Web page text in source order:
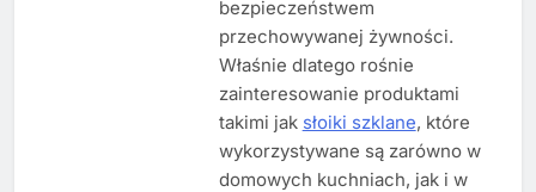
bezpieczeństwem
przechowywanej żywności.
Właśnie dlatego rośnie
zainteresowanie produktami
takimi jak słoiki szklane, które
wykorzystywane są zarówno w
domowych kuchniach, jak i w